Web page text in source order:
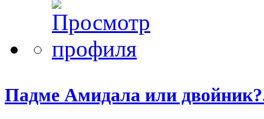
Падме Амидала или